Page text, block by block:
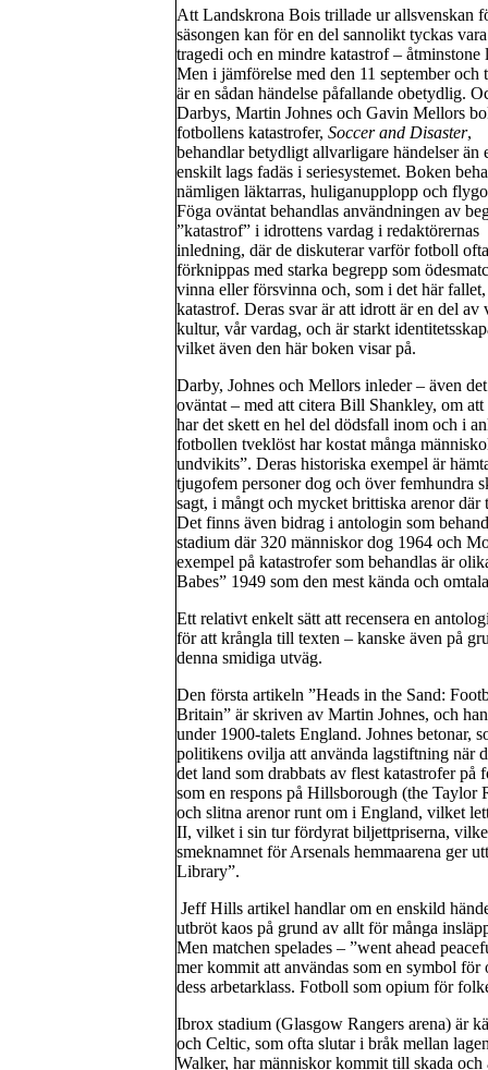
Att Landskrona Bois trillade ur allsvenskan
säsongen kan för en del sannolikt tyckas
tragedi och en mindre katastrof – åtminstone
Men i jämförelse med den 11 september och
är en sådan händelse påfallande obetydlig.
Darbys, Martin Johnes och Gavin Mellors
fotbollens katastrofer, Soccer and Disaster,
behandlar betydligt allvarligare händelser än
enskilt lags fadäs i seriesystemet. Boken
nämligen läktarras, huliganupplopp och
Föga oväntat behandlas användningen av
”katastrof” i idrottens vardag i redaktörernas
inledning, där de diskuterar varför fotboll ofta
förknippas med starka begrepp som
vinna eller försvinna och, som i det här fallet,
katastrof. Deras svar är att idrott är en del av
kultur, vår vardag, och är starkt
vilket även den här boken visar på.
Darby, Johnes och Mellors inleder – även
oväntat – med att citera Bill Shankley, om
har det skett en hel del dödsfall inom och i
fotbollen tveklöst har kostat många
undvikits”. Deras historiska exempel är
tjugofem personer dog och över femhundra
sagt, i mångt och mycket brittiska arenor
Det finns även bidrag i antologin som
stadium där 320 människor dog 1964 och
exempel på katastrofer som behandlas är
Babes” 1949 som den mest kända och
Ett relativt enkelt sätt att recensera en
för att krångla till texten – kanske även på
denna smidiga utväg.
Den första artikeln ”Heads in the Sand:
Britain” är skriven av Martin Johnes, och
under 1900-talets England. Johnes betonar,
politikens ovilja att använda lagstiftning när
det land som drabbats av flest katastrofer
som en respons på Hillsborough (the Taylor
och slitna arenor runt om i England, vilket
II, vilket i sin tur fördyrat biljettpriserna,
smeknamnet för Arsenals hemmaarena ger
Library”.
Jeff Hills artikel handlar om en enskild
utbröt kaos på grund av allt för många
Men matchen spelades – ”went ahead
mer kommit att användas som en symbol
dess arbetarklass. Fotboll som opium för
Ibrox stadium (Glasgow Rangers arena) är
och Celtic, som ofta slutar i bråk mellan
Walker, har människor kommit till skada